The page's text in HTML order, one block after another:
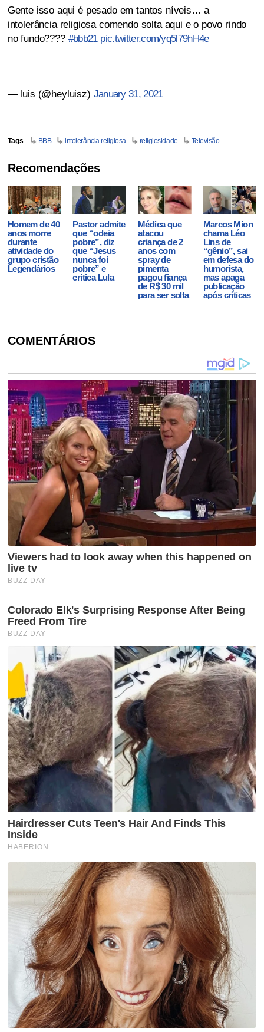
Gente isso aqui é pesado em tantos níveis… a
intolerância religiosa comendo solta aqui e o povo rindo
no fundo???? #bbb21 pic.twitter.com/yq5l79hH4e
— luis (@heyluisz) January 31, 2021
Tags BBB intolerância religiosa religiosidade Televisão
Recomendações
Homem de 40
anos morre
durante
atividade do
grupo cristão
Legendários
Pastor admite
que “odeia
pobre”, diz
que “Jesus
nunca foi
pobre” e
critica Lula
Médica que
atacou
criança de 2
anos com
spray de
pimenta
pagou fiança
de R$ 30 mil
para ser solta
Marcos Mion
chama Léo
Lins de
“gênio”, sai
em defesa do
humorista,
mas apaga
publicação
após críticas
COMENTÁRIOS